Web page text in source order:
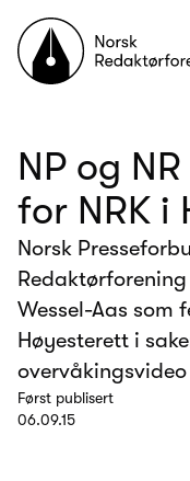
Til forsiden
NP og
for NRK i
Norsk
Wessel-Aas som
Høyesterett i
Først publisert
06.09.15